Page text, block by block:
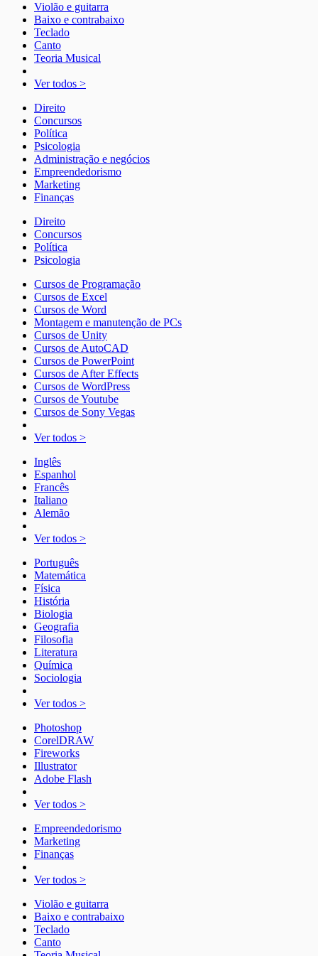
Violão e guitarra
Baixo e contrabaixo
Teclado
Canto
Teoria Musical
Ver todos >
Direito
Concursos
Política
Psicologia
Administração e negócios
Empreendedorismo
Marketing
Finanças
Direito
Concursos
Política
Psicologia
Cursos de Programação
Cursos de Excel
Cursos de Word
Montagem e manutenção de PCs
Cursos de Unity
Cursos de AutoCAD
Cursos de PowerPoint
Cursos de After Effects
Cursos de WordPress
Cursos de Youtube
Cursos de Sony Vegas
Ver todos >
Inglês
Espanhol
Francês
Italiano
Alemão
Ver todos >
Português
Matemática
Física
História
Biologia
Geografia
Filosofia
Literatura
Química
Sociologia
Ver todos >
Photoshop
CorelDRAW
Fireworks
Illustrator
Adobe Flash
Ver todos >
Empreendedorismo
Marketing
Finanças
Ver todos >
Violão e guitarra
Baixo e contrabaixo
Teclado
Canto